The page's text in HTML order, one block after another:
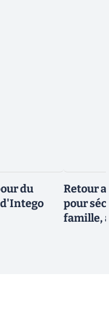
du
Retour
pour
famille,